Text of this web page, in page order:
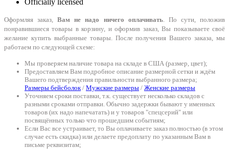
Officially licensed
Оформляя заказ,Вам не надо ничего оплачивать. По сути, положив
понравившиеся товары в корзину, и оформив заказ, Вы показываете своё
желание купить выбранные товары. После получения Вашего заказа, мы
работаем по следующей схеме:
Мы проверяем наличие товара на складе в США (размер, цвет);
Предоставляем Вам подробное описание размерной сетки и ждём
Вашего подтверждения правильности выбранного размера;
Размеры бейсболок/ Мужские размеры / Женские размеры
Уточняем сроки поставки, т.к. существует несколько складов с
разными сроками отправки. Обычно задержки бывают у именных
товаров (их надо напечатать) и у товаров "спецсерий" или
посвящённых только что прошедшим событиям;
Если Вас все устраивает, то Вы оплачиваете заказ полностью (в этом
случае есть скидка) или делаете предоплату по указанным Вам в
письме реквизитам;